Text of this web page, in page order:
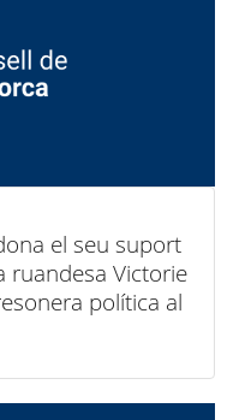
el seu suport
ruandesa Victorie
política al